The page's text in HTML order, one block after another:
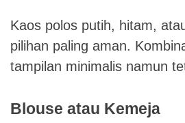
Kaos polos putih, hitam,
pilihan paling aman.
tampilan minimalis namun
Blouse atau Kemeja